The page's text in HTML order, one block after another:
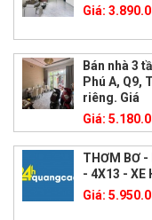
Giá:
Bán nhà 3
Phú A, Q9,
riêng. Giá
Giá:
THƠM BƠ -
- 4X13 - XE
Giá: